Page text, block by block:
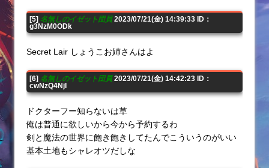
[5] 名無しのイゼット団員2023/07/21(金) 14:39:33 ID：
g3NzM0ODk
Secret Lair しょうこお姉さんはよ
[6] 名無しのイゼット団員2023/07/21(金) 14:42:23 ID：
cwNzQ4NjI
ドクターフー知らないは草
俺は普通に欲しいから今から予約するわ
剣と魔法の世界に飽き飽きしてたんでこういうのがいい
基本土地もシャレオツだしな